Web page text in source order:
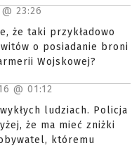
23:26
że taki przykładowo
o posiadanie broni
Wojskowej?
@ 01:12
ludziach. Policja
że ma mieć zniżki
któremu